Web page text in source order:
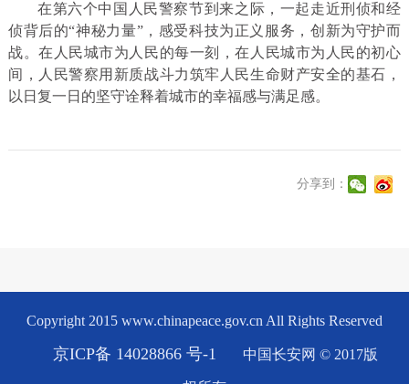
在第六个中国人民警察节到来之际，一起走近刑侦和经
侦背后的“神秘力量”，感受科技为正义服务，创新为守护而
战。在人民城市为人民的每一刻，在人民城市为人民的初心
间，人民警察用新质战斗力筑牢人民生命财产安全的基石，
以日复一日的坚守诠释着城市的幸福感与满足感。
分享到：
Copyright 2015 www.chinapeace.gov.cn All Rights Reserved
京ICP备 14028866 号-1 中国长安网 © 2017版